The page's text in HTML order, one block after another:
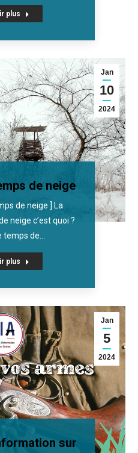
plus
Jan
10
2024
de neige
de neige ] La
neige c’est quoi ?
temps de…
plus
Jan
5
2024
sur